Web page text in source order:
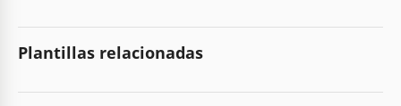
Plantillas relacionadas